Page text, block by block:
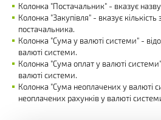
Колонка "Постачальник" - вказує
Колонка "Закупівля" - вказує кількість
постачальника.
Колонка "Сума у валюті системи" -
валюті системи.
Колонка "Сума оплат у валюті
валюті системи.
Колонка "Сума неоплачених у валюті
неоплачених рахунків у валюті